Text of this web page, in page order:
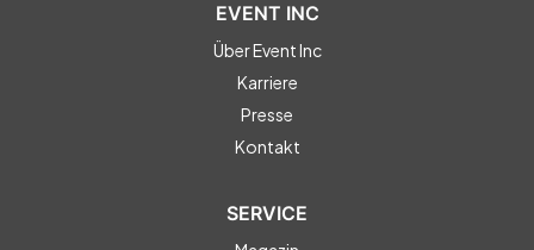
EVENT INC
Über Event Inc
Karriere
Presse
Kontakt
SERVICE